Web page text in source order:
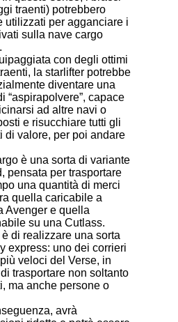
traenti) potrebbero
utilizzati per agganciare i
sulla nave cargo
con degli ottimi
la starlifter potrebbe
diventare una
“aspirapolvere”, capace
ad altre navi o
e risucchiare tutti gli
di valore, per poi andare
è una sorta di variante
pensata per trasportare
una quantità di merci
quella caricabile a
Avenger e quella
su una Cutlass.
è di realizzare una sorta
express: uno dei corrieri
veloci del Verse, in
trasportare non soltanto
ma anche persone o
avrà